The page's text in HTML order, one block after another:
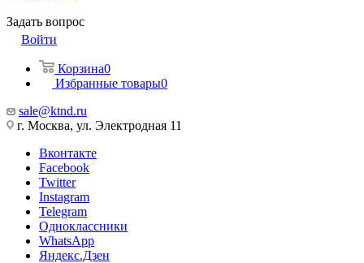
Задать вопрос
Войти
Корзина0
Избранные товары0
sale@ktnd.ru
г. Москва, ул. Электродная 11
Вконтакте
Facebook
Twitter
Instagram
Telegram
Одноклассники
WhatsApp
Яндекс.Дзен